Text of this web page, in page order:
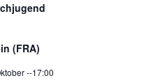
(FRA)
--17:00